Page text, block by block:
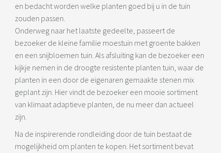
en bedacht worden welke planten goed bij u in de tuin
zouden passen.
Onderweg naar het laatste gedeelte, passeert de
bezoeker de kleine familie moestuin met groente bakken
en een snijbloemen tuin. Als afsluiting kan de bezoeker een
kijkje nemen in de droogte resistente planten tuin, waar de
planten in een door de eigenaren gemaakte stenen mix
geplant zijn. Hier vindt de bezoeker een mooie sortiment
van klimaat adaptieve planten, de nu meer dan actueel
zijn.
Na de inspirerende rondleiding door de tuin bestaat de
mogelijkheid om planten te kopen. Het sortiment bevat